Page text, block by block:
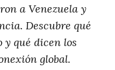
a Venezuela y
Descubre qué
y qué dicen los
global.